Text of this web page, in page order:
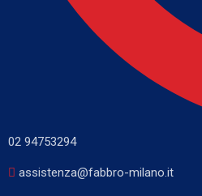
02 94753294
assistenza@fabbro-milano.it